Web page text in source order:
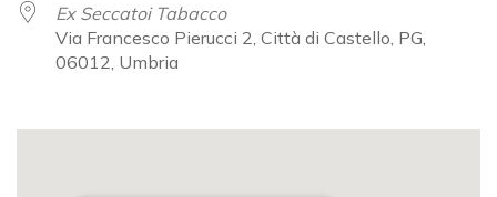
Ex Seccatoi Tabacco
Via Francesco Pierucci 2, Città di Castello, PG,
06012, Umbria